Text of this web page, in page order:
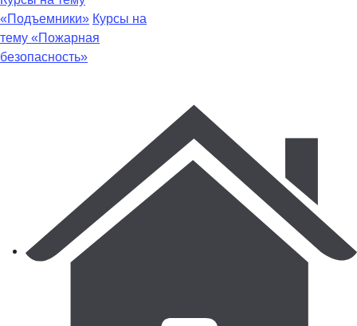
«Подъемники» Курсы на
тему «Пожарная
безопасность»